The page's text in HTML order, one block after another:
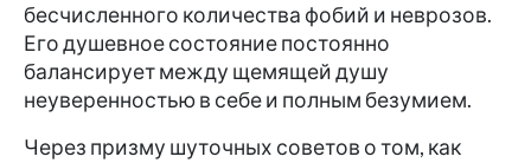
бесчисленного количества фобий и неврозов.
Его душевное состояние постоянно
балансирует между щемящей душу
неуверенностью в себе и полным безумием.
Через призму шуточных советов о том, как